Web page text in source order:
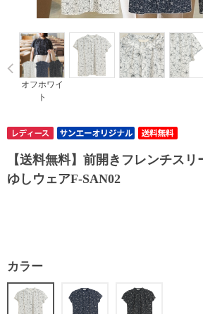
オフホワイ
ト
Prev
【送料無料】前開きフレンチス
ゆしウェアF-SAN02
カラー